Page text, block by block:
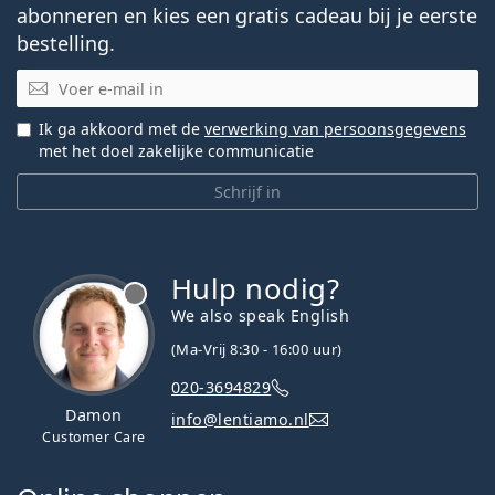
abonneren en kies een gratis cadeau bij je eerste
bestelling.
E-mail
Schrijf in
Ik ga akkoord met de verwerking van persoonsgegevens
met het doel zakelijke communicatie
Damon
Customer Care
Hulp nodig?
We also speak English
(Ma-Vrij 8:30 - 16:00 uur)
020-3694829
info@lentiamo.nl